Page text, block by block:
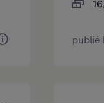
publié